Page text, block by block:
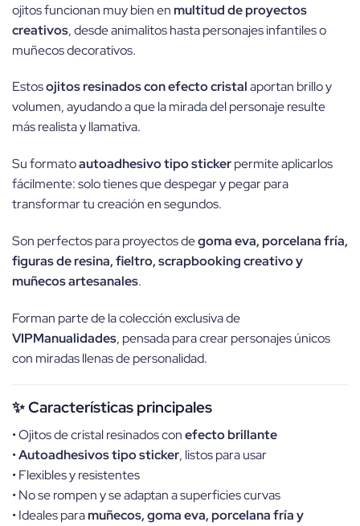
ojitos funcionan muy bien en multitud de proyectos
creativos, desde animalitos hasta personajes infantiles o
muñecos decorativos.
Estosojitos resinados con efecto cristalaportan brillo y
volumen, ayudando a que la mirada del personaje resulte
más realista y llamativa.
Su formatoautoadhesivo tipo stickerpermite aplicarlos
fácilmente: solo tienes que despegar y pegar para
transformar tu creación en segundos.
Son perfectos para proyectos degoma eva, porcelana fría,
figuras de resina, fieltro, scrapbooking creativo y
muñecos artesanales.
Forman parte de la colección exclusiva de
VIPManualidades, pensada para crear personajes únicos
con miradas llenas de personalidad.
✨ Características principales
• Ojitos de cristal resinados conefecto brillante
•Autoadhesivos tipo sticker, listos para usar
• Flexibles y resistentes
• No se rompen y se adaptan a superficies curvas
• Ideales paramuñecos, goma eva, porcelana fría y